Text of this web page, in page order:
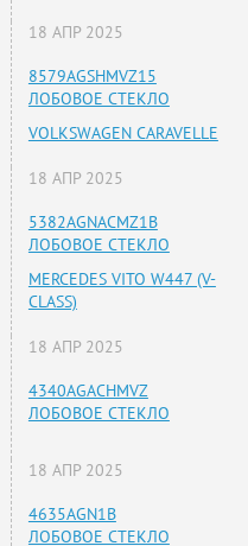
18 АПР 2025
8579AGSHMVZ15
ЛОБОВОЕ СТЕКЛО
VOLKSWAGEN CARAVELLE
18 АПР 2025
5382AGNACMZ1B
ЛОБОВОЕ СТЕКЛО
MERCEDES VITO W447 (V-
CLASS)
18 АПР 2025
4340AGACHMVZ
ЛОБОВОЕ СТЕКЛО
18 АПР 2025
4635AGN1B
ЛОБОВОЕ СТЕКЛО